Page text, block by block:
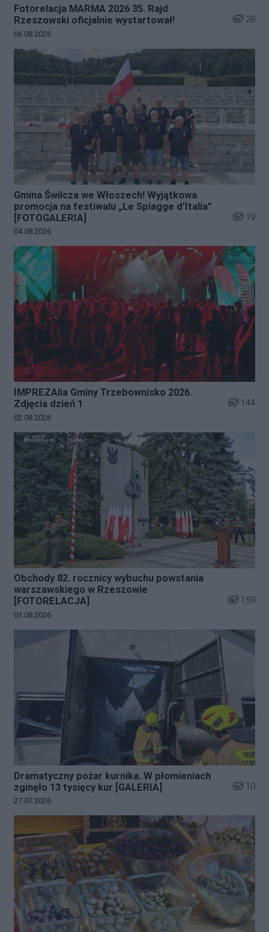
Fotorelacja MARMA 2026 35. Rajd
Rzeszowski oficjalnie wystartował!
Liczba
28
Data dodania galerii:
06.08.2026
Gmina Świlcza we Włoszech! Wyjątkowa
promocja na festiwalu „Le Spiagge d’Italia”
[FOTOGALERIA]
Liczba
19
Data dodania galerii:
04.08.2026
IMPREZAlia Gminy Trzebownisko 2026.
Zdjęcia dzień 1
Liczba
144
Data dodania galerii:
02.08.2026
Obchody 82. rocznicy wybuchu powstania
warszawskiego w Rzeszowie
[FOTORELACJA]
Liczba
159
Data dodania galerii:
01.08.2026
Dramatyczny pożar kurnika. W płomieniach
zginęło 13 tysięcy kur [GALERIA]
Liczba
10
Data dodania galerii:
27.07.2026